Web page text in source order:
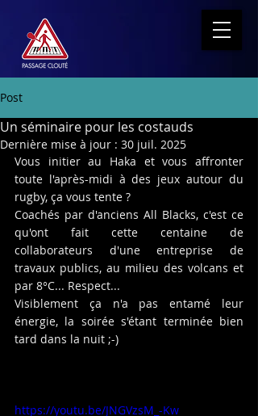
Post
Un séminaire pour les costauds
Dernière mise à jour : 30 juil. 2025
Vous initier au Haka et vous affronter
toute l'après-midi à des jeux autour du
rugby, ça vous tente ?
Coachés par d'anciens All Blacks, c'est ce
qu'ont fait cette centaine de
collaborateurs d'une entreprise de
travaux publics, au milieu des volcans et
par 8°C... Respect...
Visiblement ça n'a pas entamé leur
énergie, la soirée s'étant terminée bien
tard dans la nuit ;-)
https://youtu.be/JNGVzsM_-Kw